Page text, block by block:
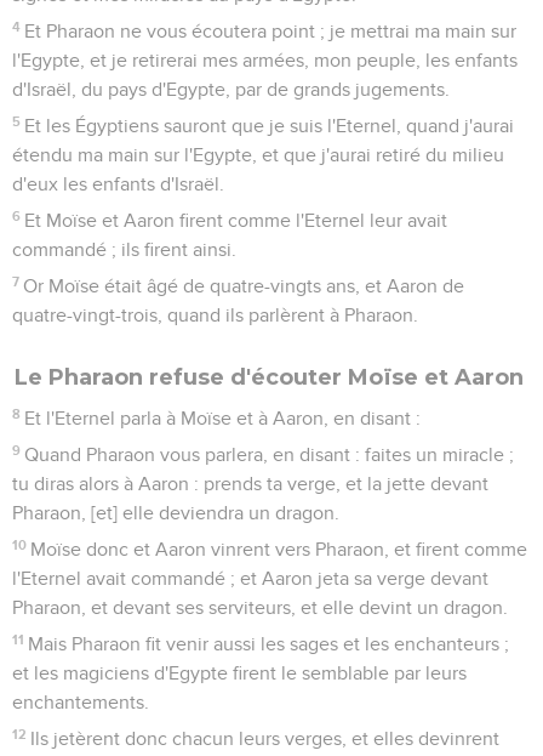
4 Et Pharaon ne vous écoutera point ; je mettrai ma main sur
l'Egypte, et je retirerai mes armées, mon peuple, les enfants
d'Israël, du pays d'Egypte, par de grands jugements.
5 Et les Égyptiens sauront que je suis l'Eternel, quand j'aurai
étendu ma main sur l'Egypte, et que j'aurai retiré du milieu
d'eux les enfants d'Israël.
6 Et Moïse et Aaron firent comme l'Eternel leur avait
commandé ; ils firent ainsi.
7 Or Moïse était âgé de quatre-vingts ans, et Aaron de
quatre-vingt-trois, quand ils parlèrent à Pharaon.
Le Pharaon refuse d'écouter Moïse et Aaron
8 Et l'Eternel parla à Moïse et à Aaron, en disant :
9 Quand Pharaon vous parlera, en disant : faites un miracle ;
tu diras alors à Aaron : prends ta verge, et la jette devant
Pharaon, [et] elle deviendra un dragon.
10 Moïse donc et Aaron vinrent vers Pharaon, et firent comme
l'Eternel avait commandé ; et Aaron jeta sa verge devant
Pharaon, et devant ses serviteurs, et elle devint un dragon.
11 Mais Pharaon fit venir aussi les sages et les enchanteurs ;
et les magiciens d'Egypte firent le semblable par leurs
enchantements.
12 Ils jetèrent donc chacun leurs verges, et elles devinrent